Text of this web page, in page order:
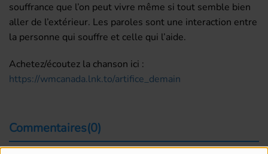
souffrance que l’on peut vivre même si tout semble bien
aller de l’extérieur. Les paroles sont une interaction entre
la personne qui souffre et celle qui l’aide.
Achetez/écoutez la chanson ici :
https://wmcanada.lnk.to/artifice_demain
Commentaires(0)